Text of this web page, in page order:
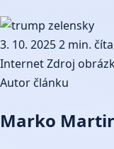
3. 10. 20252 min.
InternetZdroj
Autor článku
Marko